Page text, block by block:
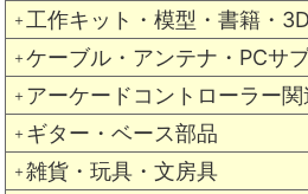
＋ 工作キット・模型・書籍・
＋ ケーブル・アンテナ・PCサ
＋ アーケードコントローラー関
＋ ギター・ベース部品
＋ 雑貨・玩具・文房具